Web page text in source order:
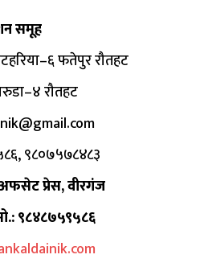
समूह
फतेपुर रौतहट
रौतहट
९८०७५७८४८३
प्रेस, वीरगंज
९८४८७५९५८६